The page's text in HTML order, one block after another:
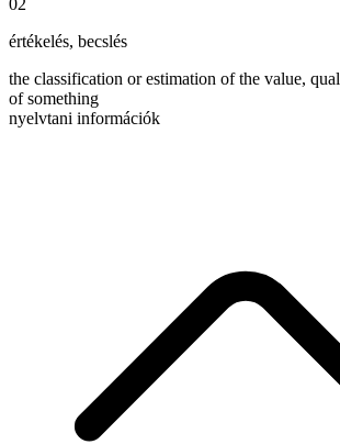
02
értékelés, becslés
the classification or estimation of the value,
of something
nyelvtani információk